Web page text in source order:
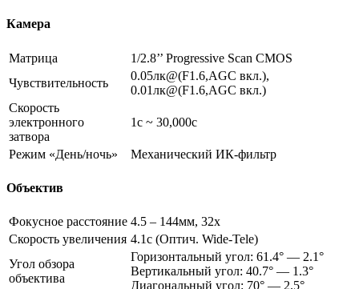
Камера
Матрица
1/2.8’’ Progressive Scan CMOS
Чувствительность
0.05лк@(F1.6,AGC вкл.),
0.01лк@(F1.6,AGC вкл.)
Скорость
электронного
затвора
1с ~ 30,000с
Режим «День/ночь» Механический ИК-фильтр
Объектив
Фокусное расстояние 4.5 – 144мм, 32x
Скорость увеличения 4.1с (Оптич. Wide-Tele)
Угол обзора
объектива
Горизонтальный угол: 61.4° — 2.1°
Вертикальный угол: 40.7° — 1.3°
Диагональный угол: 70° — 2.5°